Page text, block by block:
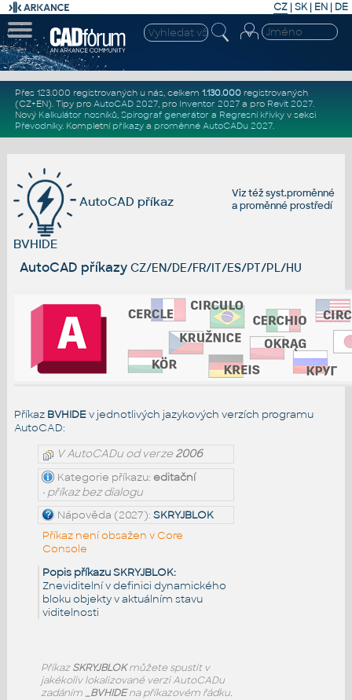
CZ | SK| EN | DE
Přes 123.000 registrovaných u nás, celkem 1.130.000registrovaných
(CZ+EN). Tipy pro AutoCAD 2027, pro Inventor 2027a pro Revit 2027.
Nový Kalkulátor nosníků, Spirograf generátor a Regresní křivkyv sekci
Převodníky. Kompletní příkazya proměnné AutoCADu 2027.
Viz téžsyst.proměnné
aproměnné prostředí
AutoCAD příkaz
BVHIDE
AutoCAD příkazy CZ/EN/DE/FR/IT/ES/PT/PL/HU
Příkaz BVHIDEv jednotlivých jazykových verzích programu
AutoCAD:
V AutoCADu od verze2006
Kategorie příkazu: editační
• příkaz bez dialogu
Nápověda (2027): SKRYJBLOK
Příkaz není obsažen v Core
Console
Popis příkazu SKRYJBLOK:
Zneviditelní v definici dynamického
bloku objekty v aktuálním stavu
viditelnosti
PříkazSKRYJBLOKmůžete spustit v
jakékoliv lokalizované verzi AutoCADu
zadáním _BVHIDEna příkazovém řádku.